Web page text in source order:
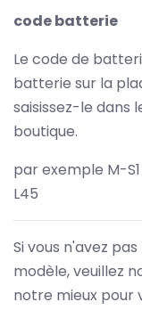
code batterie
Le code de
batterie sur la
saisissez-le dans
boutique.
par exemple M-
L45
Si vous n'avez
modèle, veuillez
notre mieux pour